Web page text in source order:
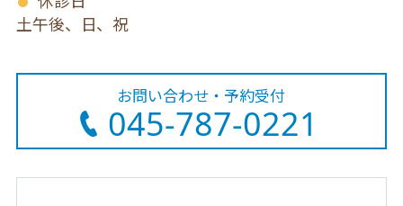
土午後、日、祝
お問い合わせ・予約受付
045-787-0221